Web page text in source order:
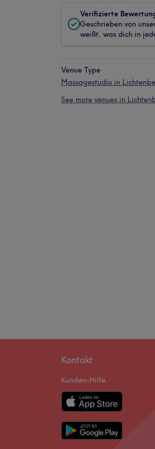
Verifizierte
Geschrieben von
weißt, was dich in
Venue Type
Massagestudio in
See more venues in
Kontakt
Kunden-Hilfe